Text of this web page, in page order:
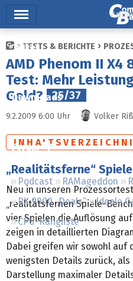
Ticker
Tests
Downloads
Preisvergleich
Forum
Podcast RAMageddon
RX 9000 „Deals“
Ideale
CPU-Rangliste
TESTS & BERICHTE
AMD Phenom II X4
Test: Mehr
Geld?
25/37
9.2.2009 6:00 Uhr Volker
„Realitätsferne“
Neu in unseren
„realitätsfernen Spiele-
vier Spielen die Auflösung
zeigen in detaillierten
Dabei greifen wir sowohl auf
wenigsten Details zurück,
Darstellung maximaler